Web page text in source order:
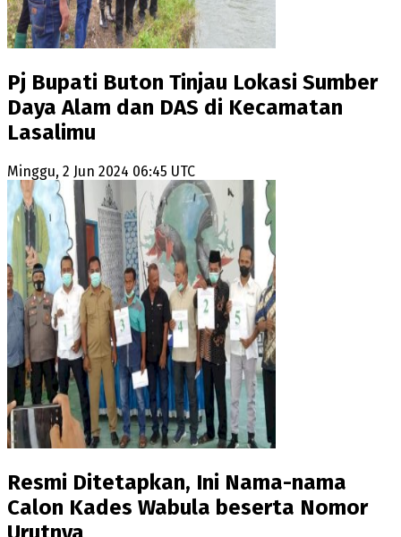
Pj Bupati Buton Tinjau Lokasi Sumber
Daya Alam dan DAS di Kecamatan
Lasalimu
Minggu, 2 Jun 2024 06:45 UTC
Resmi Ditetapkan, Ini Nama-nama
Calon Kades Wabula beserta Nomor